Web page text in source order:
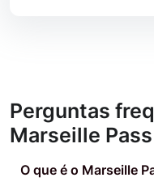
Perguntas
Marseille Pass
O que é o Marseille